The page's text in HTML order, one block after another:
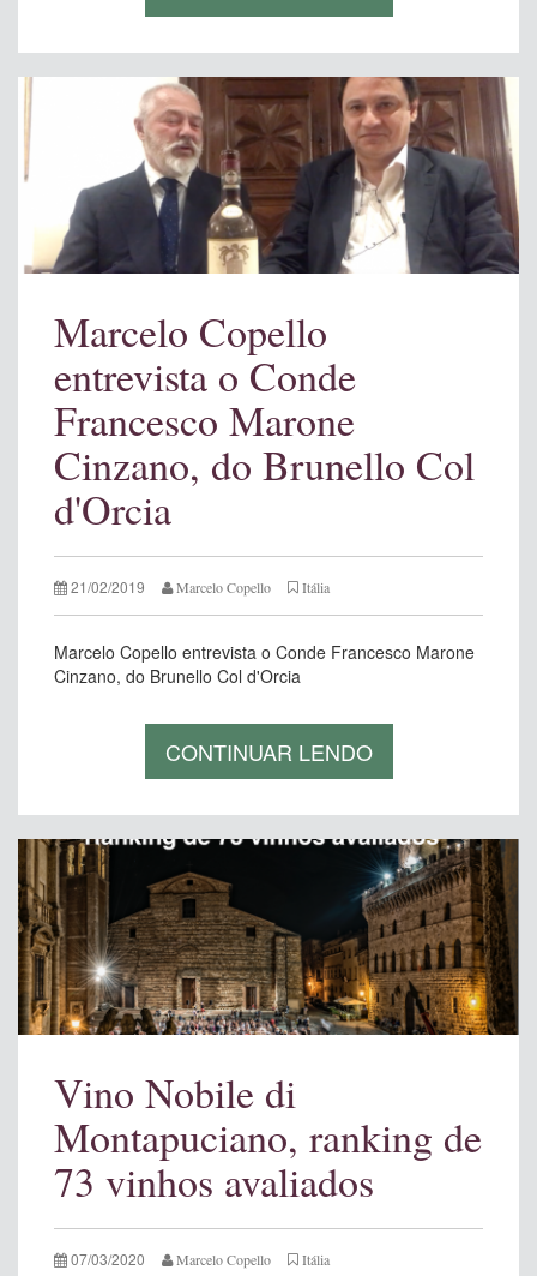
Marcelo Copello
entrevista o Conde
Francesco Marone
Cinzano, do Brunello Col
d'Orcia
21/02/2019 Marcelo Copello Itália
Marcelo Copello entrevista o Conde Francesco Marone
Cinzano, do Brunello Col d'Orcia
CONTINUAR LENDO
Vino Nobile di
Montapuciano, ranking de
73 vinhos avaliados
07/03/2020 Marcelo Copello Itália